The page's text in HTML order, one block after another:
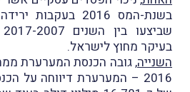
בשנת-המס 2016
בעיקר מחוץ לישראל.
השנייה, גובה הכנסת המערערת
2016 – המערערת דיווחה על